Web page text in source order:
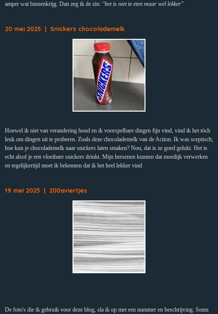
amper wat binnenkrijg. Dan zeg ik de zin: "het is niet te eten maar wel lekker"
20 mei 2025 | Snickers chocolademelk
Hoewel ik niet van verandering houd en ik voorspelbare dingen fijn vind, vind ik het tóch
leuk om dingen uit te proberen. Zoals deze chocolademelk van de Action. Ik was sceptisch;
hoe kun je chocolademelk naar snickers laten smaken? Nou, dat is ze goed gelukt. Het is
echt alsof je een vloeibare snickers drinkt. Mijn hersenen kunnen dat moeilijk verwerken
en tegelijkertijd moet ik bekennen dat ik het heel lekker vind
19 mei 2025 | 200aviertjes
De foto's die ik gebruik voor deze blog, sla ik op met een nummer en beschrijving. Soms